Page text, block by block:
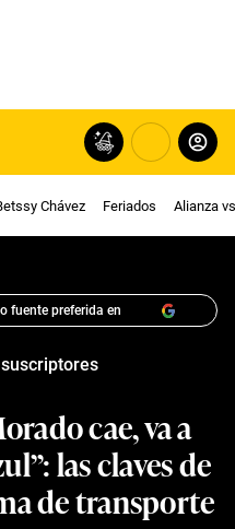
Chávez Feriados Alianza
fuente preferida en
cae, va a
las claves de
de transporte